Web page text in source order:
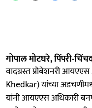
गोपाल मोटघरे, पिंपरी-
वादग्रस्त प्रोबेशनरी
Khedkar) यांच्या
यांनी आयएएस अधिकारी